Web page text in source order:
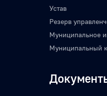
Устав
Резерв
Муниципальное
Муниципальный